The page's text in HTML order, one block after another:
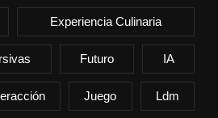
Experiencia Culinaria
Futuro IA
Juego Ldm